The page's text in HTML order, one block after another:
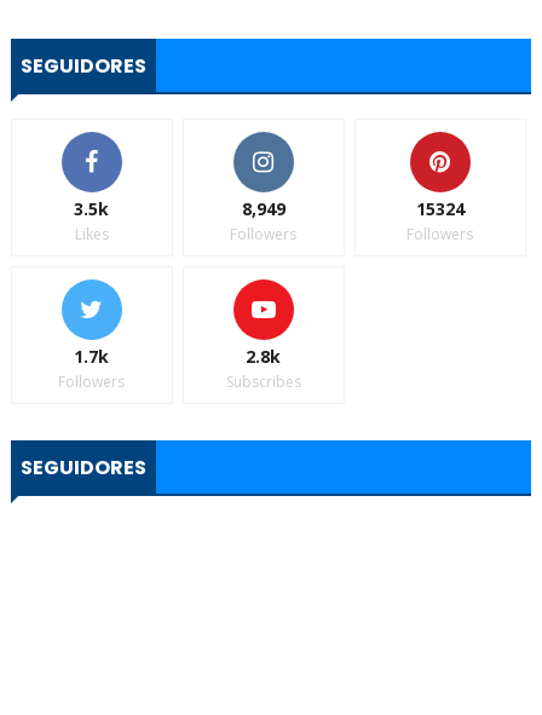
SEGUIDORES
3.5k
Likes
8,949
Followers
15324
Followers
1.7k
Followers
2.8k
Subscribes
SEGUIDORES